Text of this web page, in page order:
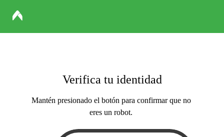
Verifica tu identidad
Mantén presionado el botón para confirmar que no
eres un robot.